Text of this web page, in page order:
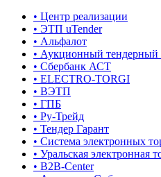
• Центр реализации
• ЭТП uTender
• Альфалот
• Аукционный тендерный
• Сбербанк АСТ
• ELECTRO-TORGI
• ВЭТП
• ГПБ
• Ру-Трейд
• Тендер Гарант
• Система электронных
• Уральская электронная
• B2B-Center